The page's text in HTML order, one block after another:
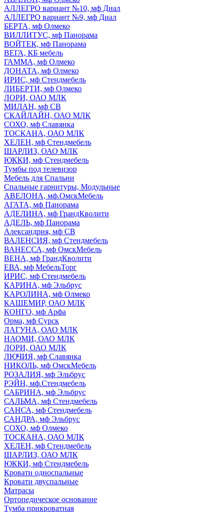
АЛЛЕГРО вариант №10, мф Диал
АЛЛЕГРО вариант №9, мф Диал
БЕРТА, мф Олмеко
ВИЛЛИТУС, мф Панорама
ВОЙТЕК, мф Панорама
ВЕГА, КБ мебель
ГАММА, мф Олмеко
ДОНАТА, мф Олмеко
ИРИС, мф Стендмебель
ЛИБЕРТИ, мф Олмеко
ЛОРИ, ОАО МЛК
МИЛАН, мф СВ
СКАЙЛАЙН, ОАО МЛК
СОХО, мф Славянка
ТОСКАНА, ОАО МЛК
ХЕЛЕН, мф Стендмебель
ШАРЛИЗ, ОАО МЛК
ЮККИ, мф Стендмебель
Тумбы под телевизор
Мебель для Спальни
Спальные гарнитуры, Модульные
АВЕЛОНА, мф.ОмскМебель
АГАТА, мф Панорама
АДЕЛИНА, мф ГрандКволити
АДЕЛЬ, мф Панорама
Александрия, мф СВ
ВАЛЕНСИЯ, мф Стендмебель
ВАНЕССА, мф ОмскМебель
ВЕНА, мф ГрандКволити
ЕВА, мф МебельТорг
ИРИС, мф Стендмебель
КАРИНА, мф Эльбрус
КАРОЛИНА, мф Олмеко
КАШЕМИР, ОАО МЛК
КОНГО, мф Арфа
Орма, мф Сурск
ЛАГУНА, ОАО МЛК
НАОМИ, ОАО МЛК
ЛОРИ, ОАО МЛК
ЛЮЧИЯ, мф Славянка
НИКОЛЬ, мф ОмскМебель
РОЗАЛИЯ, мф Эльбрус
РЭЙН, мф.Стендмебель
САБРИНА, мф Эльбрус
САЛЬМА, мф Стендмебель
САНСА, мф Стендмебель
САНДРА, мф Эльбрус
СОХО, мф Олмеко
ТОСКАНА, ОАО МЛК
ХЕЛЕН, мф Стендмебель
ШАРЛИЗ, ОАО МЛК
ЮККИ, мф Стендмебель
Кровати односпальные
Кровати двуспальные
Матрасы
Ортопедическое основание
Тумба прикроватная